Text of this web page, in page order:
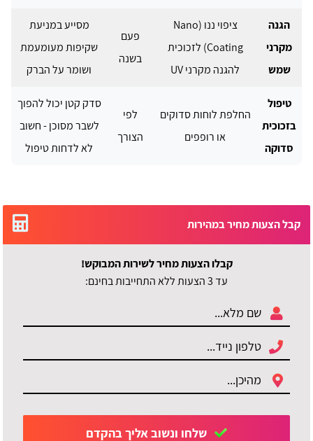
הגנה
מקרני
שמש
ציפוי ננו (Nano
Coating) לזכוכית
להגנה מקרני UV
פעם
בשנה
מסייע במניעת
שקיפות מעומעמת
ושומר על הברק
טיפול
בזכוכית
סדוקה
החלפת לוחות סדוקים
או רופפים
לפי
הצורך
סדק קטן יכול להפוך
לשבר מסוכן - חשוב
לא לדחות טיפול
קבל הצעות מחיר במהירות
קבלו הצעות מחיר לשירות המבוקש!
עד 3 הצעות ללא התחייבות בחינם: